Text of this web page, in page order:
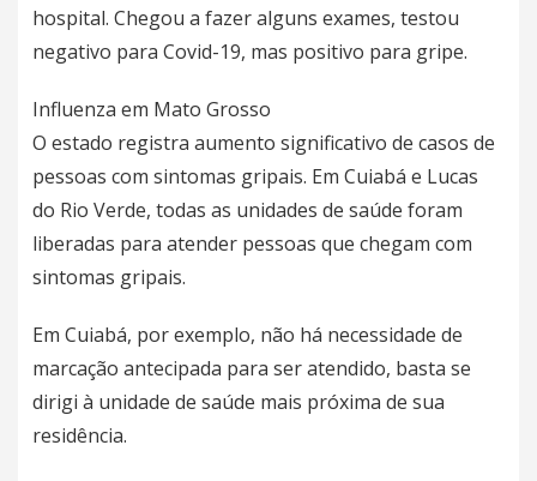
hospital. Chegou a fazer alguns exames, testou
negativo para Covid-19, mas positivo para gripe.
Influenza em Mato Grosso
O estado registra aumento significativo de casos de
pessoas com sintomas gripais. Em Cuiabá e Lucas
do Rio Verde, todas as unidades de saúde foram
liberadas para atender pessoas que chegam com
sintomas gripais.
Em Cuiabá, por exemplo, não há necessidade de
marcação antecipada para ser atendido, basta se
dirigi à unidade de saúde mais próxima de sua
residência.